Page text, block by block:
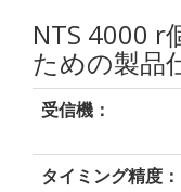
NTS 4000 r
ための製品
受信機：
タイミング精度：